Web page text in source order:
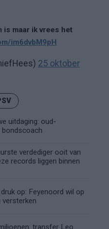
is maar ik vrees het
im6dvbM9pH
25 oktober
uitdaging: oud-
bondscoach
verdediger ooit van
records liggen binnen
op: Feyenoord wil op
transfer Leo